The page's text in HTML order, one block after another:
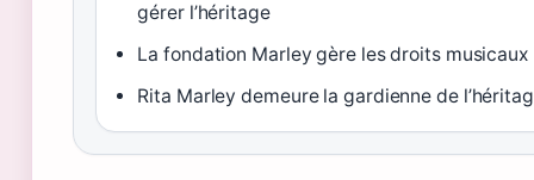
gérer l’héritage
La fondation Marley gère les droits musicaux
Rita Marley demeure la gardienne de